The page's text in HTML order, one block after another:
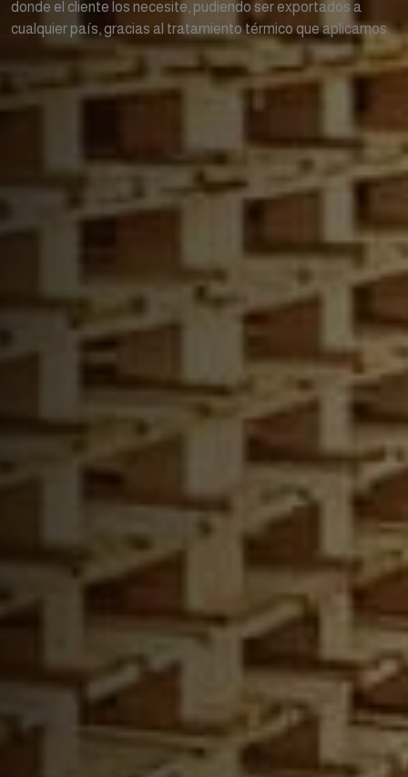
donde el cliente los necesite, pudiendo ser exportados a
cualquier país, gracias al tratamiento térmico que aplicamos.